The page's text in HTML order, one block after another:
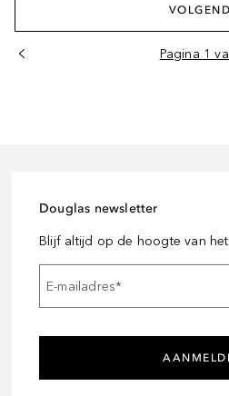
Pagina 1
Douglas newsletter
Blijf altijd op de hoogte van
E-mailadres*